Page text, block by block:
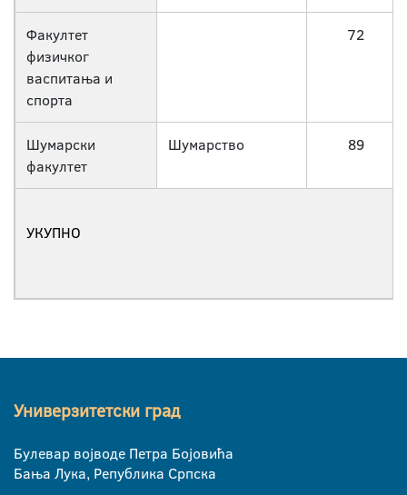
Факултет
физичког
васпитања и
спорта
72
Шумарски
факултет
Шумарство 89
УКУПНО
Универзитетски град
Булевар војводе Петра Бојовића
Бања Лука, Република Српска